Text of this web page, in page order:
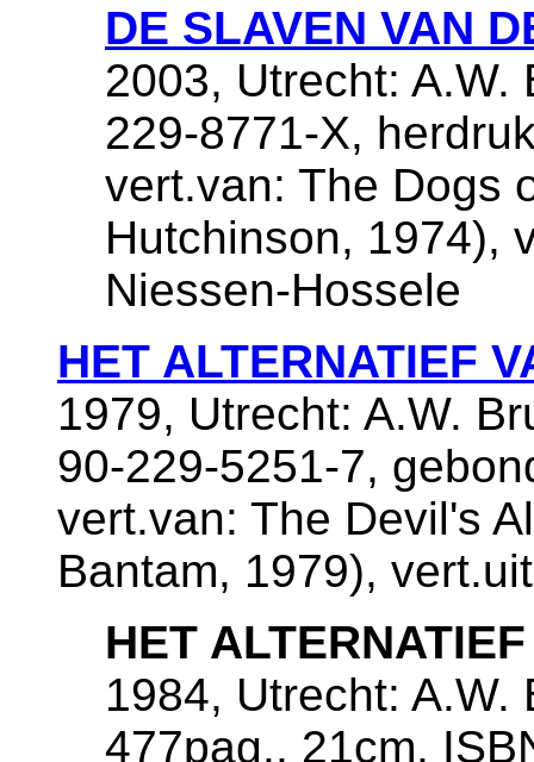
DE SLAVEN VAN
2003, Utrecht: A.W.
229-8771-X,
vert.van: The Dogs
Hutchinson, 1974),
Niessen-Hossele
HET ALTERNATIEF
1979, Utrecht: A.W.
90-229-5251-7,
vert.van: The Devil's
Bantam, 1979),
HET
1984, Utrecht: A.W.
477pag., 21cm,